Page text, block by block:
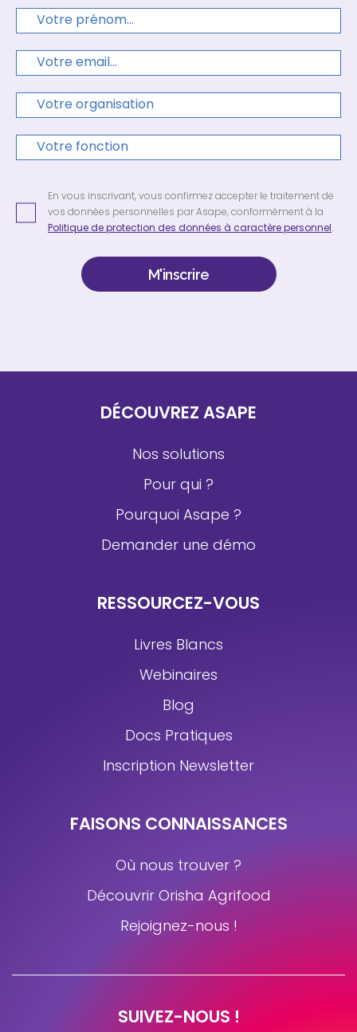
En vous inscrivant, vous confirmez accepter le traitement de
vos données personnelles par Asape, conformément à la
Politique de protection des données à caractère personnel .
DÉCOUVREZ ASAPE
Nos solutions
Pour qui ?
Pourquoi Asape ?
Demander une démo
RESSOURCEZ-VOUS
Livres Blancs
Webinaires
Blog
Docs Pratiques
Inscription Newsletter
FAISONS CONNAISSANCES
Où nous trouver ?
Découvrir Orisha Agrifood
Rejoignez-nous !
SUIVEZ-NOUS !